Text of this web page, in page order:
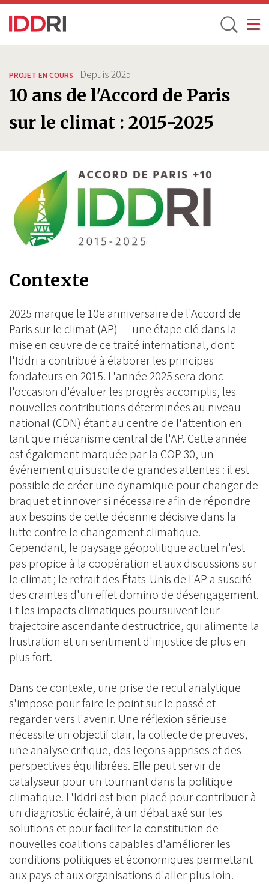
principal
Toggle
PROJET EN COURS Depuis2025
10 ans de l'Accord de Paris
sur le climat : 2015-2025
Contexte
2025 marque le 10e anniversaire de l'Accord de
Paris sur le climat (AP) — une étape clé dans la
mise en œuvre de ce traité international, dont
l'Iddri a contribué à élaborer les principes
fondateurs en 2015. L'année 2025 sera donc
l'occasion d'évaluer les progrès accomplis, les
nouvelles contributions déterminées au niveau
national (CDN) étant au centre de l'attention en
tant que mécanisme central de l'AP. Cette année
est également marquée par la COP 30, un
événement qui suscite de grandes attentes : il est
possible de créer une dynamique pour changer de
braquet et innover si nécessaire afin de répondre
aux besoins de cette décennie décisive dans la
lutte contre le changement climatique.
Cependant, le paysage géopolitique actuel n'est
pas propice à la coopération et aux discussions sur
le climat ; le retrait des États-Unis de l'AP a suscité
des craintes d'un effet domino de désengagement.
Et les impacts climatiques poursuivent leur
trajectoire ascendante destructrice, qui alimente la
frustration et un sentiment d'injustice de plus en
plus fort.
Dans ce contexte, une prise de recul analytique
s'impose pour faire le point sur le passé et
regarder vers l'avenir. Une réflexion sérieuse
nécessite un objectif clair, la collecte de preuves,
une analyse critique, des leçons apprises et des
perspectives équilibrées. Elle peut servir de
catalyseur pour un tournant dans la politique
climatique. L'Iddri est bien placé pour contribuer à
un diagnostic éclairé, à un débat axé sur les
solutions et pour faciliter la constitution de
nouvelles coalitions capables d'améliorer les
conditions politiques et économiques permettant
aux pays et aux organisations d'aller plus loin.